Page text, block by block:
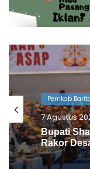
Pemkab
6 Agustus
Barito
Pemkab